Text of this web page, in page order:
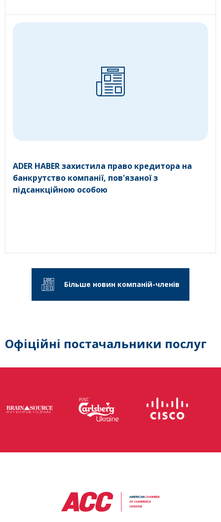
ADER HABER захистила право кредитора на
банкрутство компанії, пов'язаної з
підсанкційною особою
Більше новин компаній-членів
Офіційні постачальники послуг